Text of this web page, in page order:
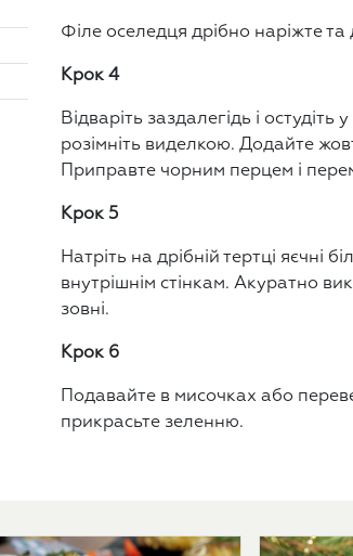
Філе оселедця дрібно наріжте та
Крок 4
Відваріть заздалегідь і
розімніть виделкою. Додайте
Приправте чорним перцем і
Крок 5
Натріть на дрібній тертці яєчні
внутрішнім стінкам. Акуратно
зовні.
Крок 6
Подавайте в мисочках або
прикрасьте зеленню.